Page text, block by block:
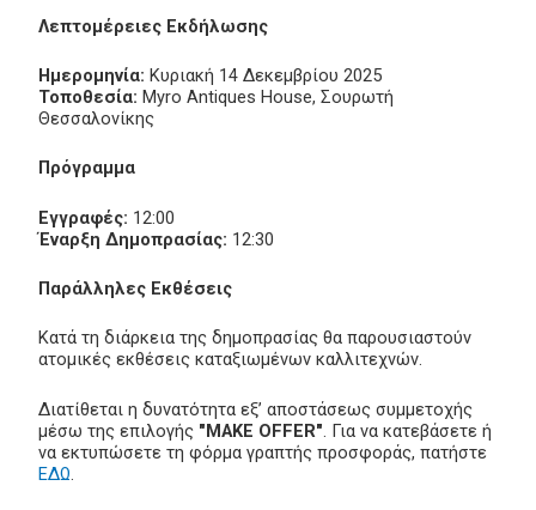
Λεπτομέρειες Εκδήλωσης
Ημερομηνία: Κυριακή 14 Δεκεμβρίου 2025
Τοποθεσία: Myro Antiques House, Σουρωτή
Θεσσαλονίκης
Πρόγραμμα
Εγγραφές: 12:00
Έναρξη Δημοπρασίας: 12:30
Παράλληλες Εκθέσεις
Κατά τη διάρκεια της δημοπρασίας θα παρουσιαστούν
ατομικές εκθέσεις καταξιωμένων καλλιτεχνών.
Διατίθεται η δυνατότητα εξ’ αποστάσεως συμμετοχής
μέσω της επιλογής "MAKE OFFER". Για να κατεβάσετε ή
να εκτυπώσετε τη φόρμα γραπτής προσφοράς, πατήστε
ΕΔΩ.